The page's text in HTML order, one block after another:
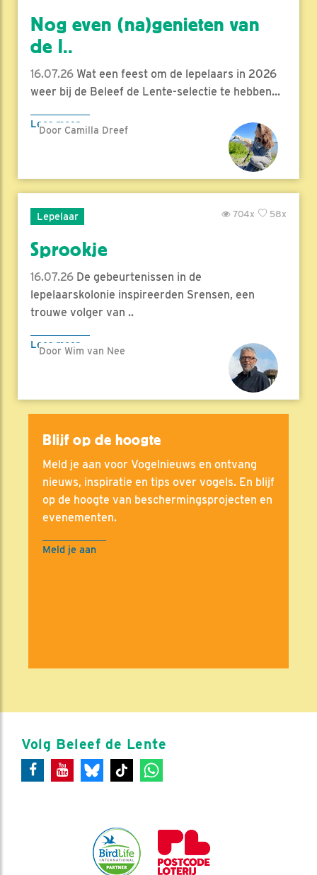
Nog even (na)genieten van
de l..
16.07.26 Wat een feest om de lepelaars in 2026
weer bij de Beleef de Lente-selectie te hebben...
Lees meer
Door Camilla Dreef
Lepelaar 58x
704x
Sprookje
16.07.26 De gebeurtenissen in de
lepelaarskolonie inspireerden Srensen, een
trouwe volger van ..
Lees meer
Door Wim van Nee
Blijf op de hoogte
Meld je aan voor Vogelnieuws en ontvang
nieuws, inspiratie en tips over vogels. En blijf
op de hoogte van beschermingsprojecten en
evenementen.
Meld je aan
Volg Beleef de Lente